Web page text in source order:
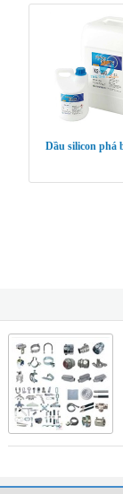
Dầu silicon phá